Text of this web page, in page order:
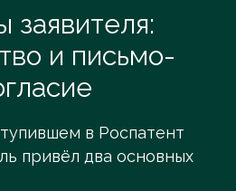
заявителя:
и письмо-
в Роспатент
привёл два основных